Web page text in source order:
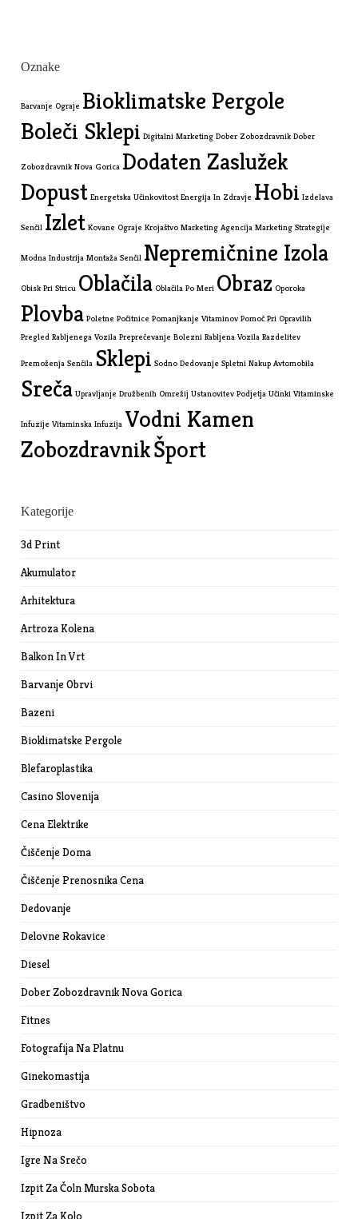
Oznake
Barvanje Ograje Bioklimatske Pergole
Boleči Sklepi Digitalni Marketing Dober Zobozdravnik Dober
Zobozdravnik Nova Gorica Dodaten Zaslužek
Dopust Energetska Učinkovitost Energija In Zdravje Hobi Izdelava
Senčil Izlet Kovane Ograje Krojaštvo Marketing Agencija Marketing Strategije
Modna Industrija Montaža Senčil Nepremičnine Izola
Obisk Pri Stricu Oblačila Oblačila Po Meri Obraz Oporoka
Plovba Poletne Počitnice Pomanjkanje Vitaminov Pomoč Pri Opravilih
Pregled Rabljenega Vozila Preprečevanje Bolezni Rabljena Vozila Razdelitev
Premoženja Senčila Sklepi Sodno Dedovanje Spletni Nakup Avtomobila
Sreča Upravljanje Družbenih Omrežij Ustanovitev Podjetja Učinki Vitaminske
Infuzije Vitaminska Infuzija Vodni Kamen
ZobozdravnikŠport
Kategorije
3d Print
Akumulator
Arhitektura
Artroza Kolena
Balkon In Vrt
Barvanje Obrvi
Bazeni
Bioklimatske Pergole
Blefaroplastika
Casino Slovenija
Cena Elektrike
Čiščenje Doma
Čiščenje Prenosnika Cena
Dedovanje
Delovne Rokavice
Diesel
Dober Zobozdravnik Nova Gorica
Fitnes
Fotografija Na Platnu
Ginekomastija
Gradbeništvo
Hipnoza
Igre Na Srečo
Izpit Za Čoln Murska Sobota
Izpit Za Kolo